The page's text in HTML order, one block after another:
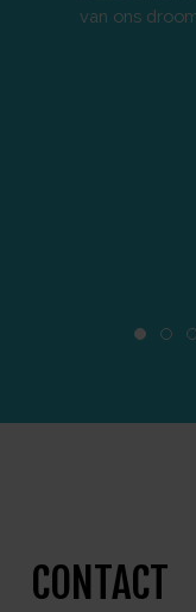
van ons
CONTACT